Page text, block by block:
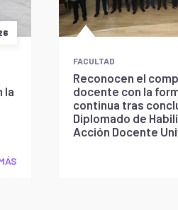
la
FACULTAD
Reconocen el
docente con la
continua tras
Diplomado de
Acción Docente